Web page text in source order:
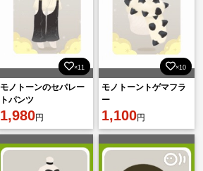
×11
モノトーンのセパレー
トパンツ
1,980円
×10
モノトーントゲマフラ
ー
1,100円